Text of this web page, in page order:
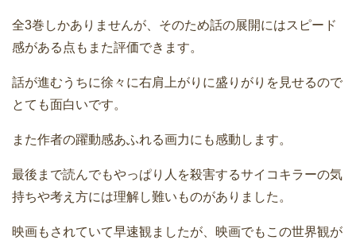
全3巻しかありませんが、そのため話の展開にはスピード
感がある点もまた評価できます。
話が進むうちに徐々に右肩上がりに盛りがりを見せるので
とても面白いです。
また作者の躍動感あふれる画力にも感動します。
最後まで読んでもやっぱり人を殺害するサイコキラーの気
持ちや考え方には理解し難いものがありました。
映画もされていて早速観ましたが、映画でもこの世界観が